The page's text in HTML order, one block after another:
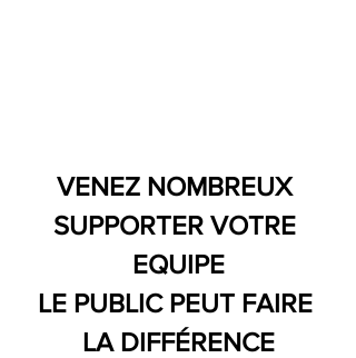
VENEZ NOMBREUX
SUPPORTER VOTRE
EQUIPE
LE PUBLIC PEUT FAIRE
LA DIFFÉRENCE